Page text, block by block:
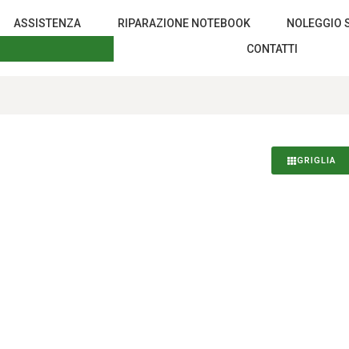
ASSISTENZA RIPARAZIONE NOTEBOOK
NOLEGGIO
CONTATTI
GRIGLIA